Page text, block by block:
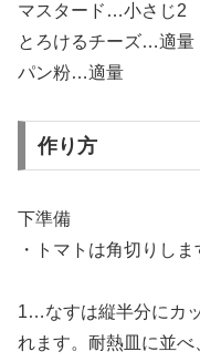
マスタード…小さじ2
とろけるチーズ…適量
パン粉…適量
作り方
下準備
・トマトは角切りしま
1…なすは縦半分にカ
れます。耐熱皿に並